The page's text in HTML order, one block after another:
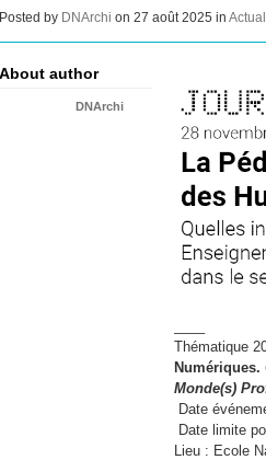
Posted by DNArchi on 27 août 2025 in
Thématique
Numériques.
Monde(s)
Date
Date limite
Lieu : Ecole
About author
DNArchi